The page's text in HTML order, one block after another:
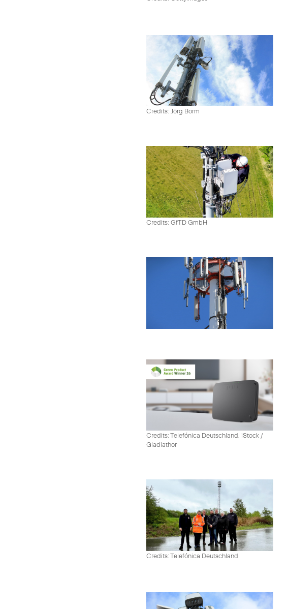
Credits: Jörg Borm
Credits: GfTD GmbH
Credits: Telefónica Deutschland, iStock /
Gladiathor
Credits: Telefónica Deutschland